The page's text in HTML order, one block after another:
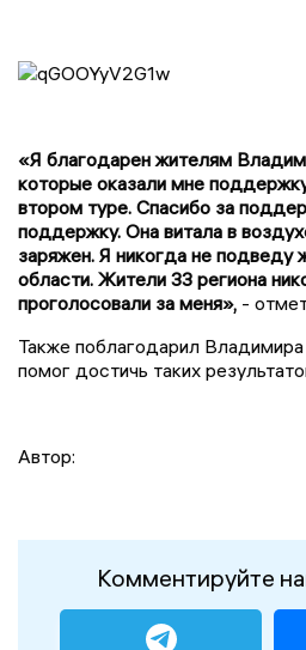
«Я благодарен жителям
которые оказали мне
втором туре. Спасибо за
поддержку. Она витала в
заряжен. Я никогда не подведу
области. Жители 33 региона
проголосовали за меня», -
Также поблагодарил
помог достичь таких
Автор:
Комментируйте